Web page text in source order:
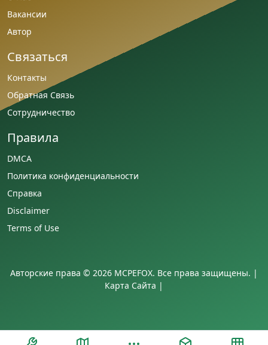
Вакансии
Автор
Связаться
Контакты
Обратная Связь
Сотрудничество
Правила
DMCA
Политика конфиденциальности
Справка
Disclaimer
Terms of Use
Авторские права © 2026 MCPEFOX. Все права защищены. |
Карта Сайта |